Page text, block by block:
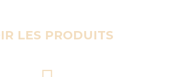
LES PRODUITS